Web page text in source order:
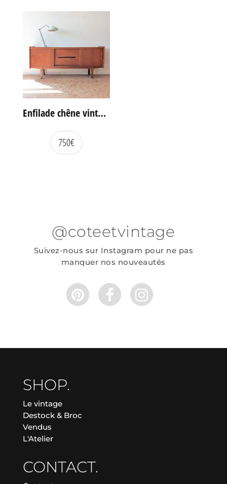
Enfilade chêne vintage portes coulissantes
750€
@coteetvintage
Suivez-nous sur Instagram pour ne pas
manquer nos nouveautés
SHOP.
Le vintage
Destock & Broc
Vendus
L'Atelier
CONTACT.